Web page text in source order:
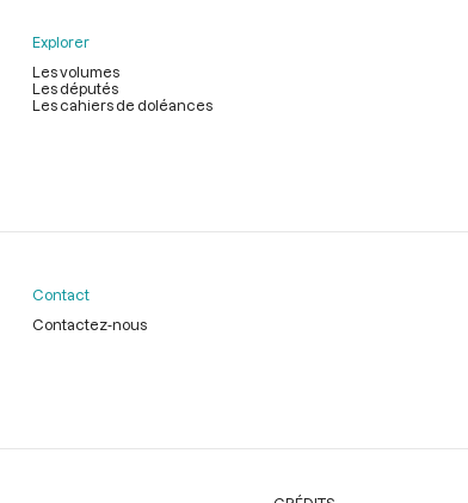
Explorer
Les volumes
Les députés
Les cahiers de doléances
Contact
Contactez-nous